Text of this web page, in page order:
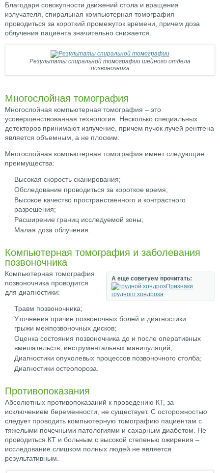
Благодаря совокупности движений стола и вращения
излучателя, спиральная компьютерная томография
проводиться за короткий промежуток времени, причем доза
облучения пациента значительно снижается.
Результаты спиральной томографии шейного отдела
позвоночника
Многослойная томография
Многослойная компьютерная томография – это
усовершенствованная технология. Несколько специальных
детекторов принимают излучение, причем пучок лучей рентгена
является объемным, а не плоским.
Многослойная компьютерная томография имеет следующие
преимущества:
Высокая скорость сканирования;
Обследование проводиться за короткое время;
Высокое качество пространственного и контрастного
разрешения;
Расширение границ исследуемой зоны;
Малая доза облучения.
Компьютерная томография и заболевания
позвоночника
А еще советуем прочитать:
Признаки
грудного хондроза
Компьютерная томография
позвоночника проводится
для диагностики:
Травм позвоночника;
Уточнения причин позвоночных болей и диагностики
грыжи межпозвоночных дисков;
Оценка состояния позвоночника до и после оперативных
вмешательств, инструментальных манипуляций;
Диагностики опухолевых процессов позвоночного столба;
Диагностики остеопороза.
Противопоказания
Абсолютных противопоказаний к проведению КТ, за
исключением беременности, не существует. С осторожностью
следует проводить компьютерную томографию пациентам с
тяжелыми почечными патологиями и сахарным диабетом. Не
проводиться КТ и больным с высокой степенью ожирения –
исследование слишком полных людей не является
результативным.